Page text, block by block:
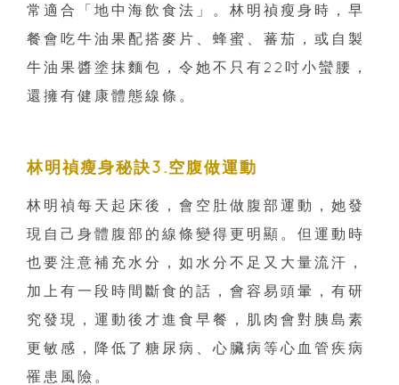
常適合「地中海飲食法」。林明禎瘦身時，早
餐會吃牛油果配搭麥片、蜂蜜、蕃茄，或自製
牛油果醬塗抹麵包，令她不只有22吋小蠻腰，
還擁有健康體態線條。
林明禎瘦身秘訣3.空腹做運動
林明禎每天起床後，會空肚做腹部運動，她發
現自己身體腹部的線條變得更明顯。但運動時
也要注意補充水分，如水分不足又大量流汗，
加上有一段時間斷食的話，會容易頭暈，有研
究發現，運動後才進食早餐，肌肉會對胰島素
更敏感，降低了糖尿病、心臟病等心血管疾病
罹患風險。